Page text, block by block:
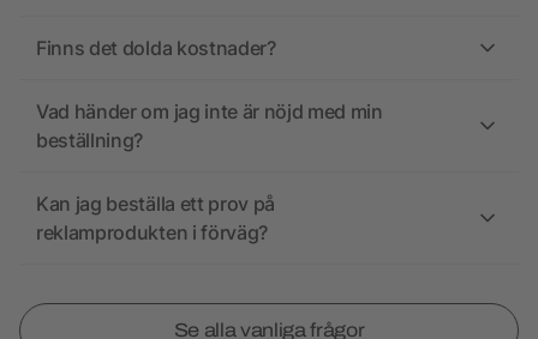
Finns det dolda kostnader?
Vad händer om jag inte är nöjd med min
beställning?
Kan jag beställa ett prov på
reklamprodukten i förväg?
Se alla vanliga frågor